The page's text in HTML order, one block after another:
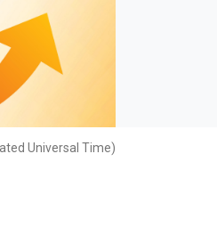
Universal Time)